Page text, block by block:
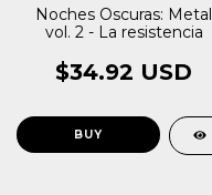
Noches Oscuras: Metal
vol. 2 - La resistencia
$34.92 USD